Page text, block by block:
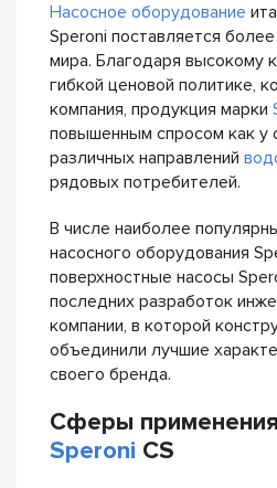
Насосное оборудование
Speroni поставляется
мира. Благодаря высокому
гибкой ценовой политике,
компания, продукция марки
повышенным спросом как у
различных направлений
рядовых потребителей.
В числе наиболее
насосного оборудования
поверхностные насосы
последних разработок
компании, в которой
объединили лучшие
своего бренда.
Сферы применения
Speroni CS